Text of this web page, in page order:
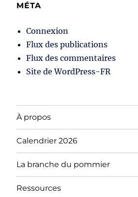
MÉTA
Connexion
Flux des publications
Flux des commentaires
Site de WordPress-FR
À propos
Calendrier 2026
La branche du pommier
Ressources